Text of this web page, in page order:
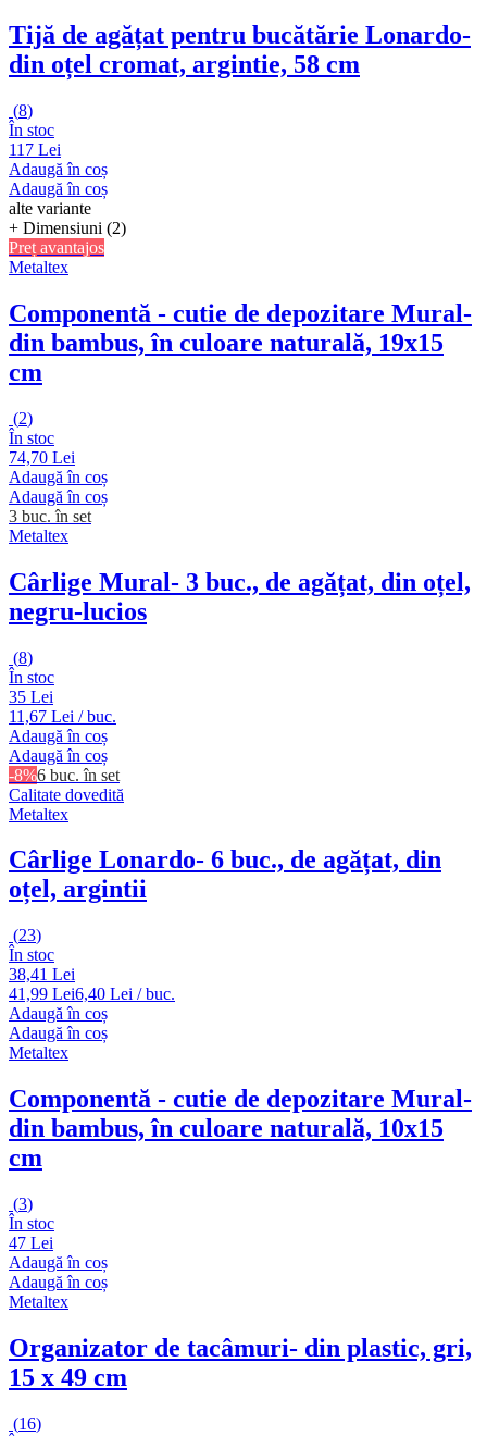
Tijă de agățat pentru bucătărie Lonardo-
din oțel cromat, argintie, 58 cm
(8)
În stoc
117 Lei
Adaugă în coș
Adaugă în coș
alte variante
+ Dimensiuni (2)
Preț avantajos
Metaltex
Componentă - cutie de depozitare Mural-
din bambus, în culoare naturală, 19x15
cm
(2)
În stoc
74,70 Lei
Adaugă în coș
Adaugă în coș
3 buc. în set
Metaltex
Cârlige Mural- 3 buc., de agățat, din oțel,
negru-lucios
(8)
În stoc
35 Lei
11,67 Lei / buc.
Adaugă în coș
Adaugă în coș
-8%6 buc. în set
Calitate dovedită
Metaltex
Cârlige Lonardo- 6 buc., de agățat, din
oțel, argintii
(23)
În stoc
38,41 Lei
41,99 Lei6,40 Lei / buc.
Adaugă în coș
Adaugă în coș
Metaltex
Componentă - cutie de depozitare Mural-
din bambus, în culoare naturală, 10x15
cm
(3)
În stoc
47 Lei
Adaugă în coș
Adaugă în coș
Metaltex
Organizator de tacâmuri- din plastic, gri,
15 x 49 cm
(16)